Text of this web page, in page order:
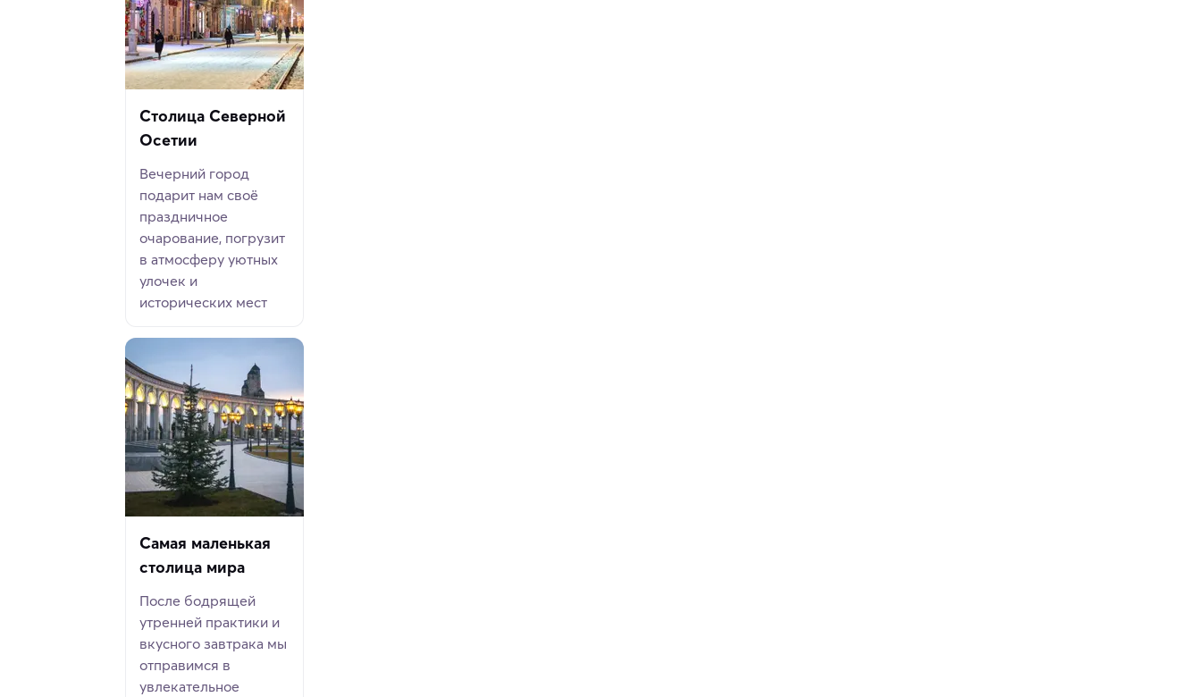
Столица Северной
Осетии
Вечерний город
подарит нам своё
праздничное
очарование, погрузит
в атмосферу уютных
улочек и
исторических мест
Самая маленькая
столица мира
После бодрящей
утренней практики и
вкусного завтрака мы
отправимся в
увлекательное